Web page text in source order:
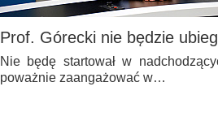
Prof. Górecki nie będzie
Nie będę startował w
poważnie zaangażować w…